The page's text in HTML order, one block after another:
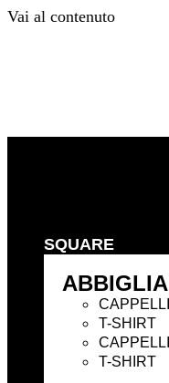
Vai al contenuto
SQUARE
CAPPELLI
T-SHIRT
CAPPELLI
T-SHIRT